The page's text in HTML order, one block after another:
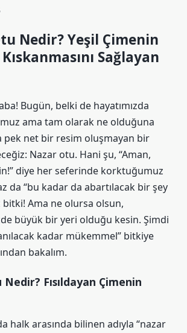
Nedir? Yeşil Çimenin
Sağlayan
Bugün, belki de hayatımızda
ama tam olarak ne olduğuna
pek net bir resim oluşmayan bir
Nazar otu. Hani şu, “Aman,
diye her seferinde korktuğumuz
da “bu kadar da abartılacak bir şey
Ama ne olursa olsun,
büyük bir yeri olduğu kesin. Şimdi
kadar mükemmel” bitkiye
bakalım.
Fısıldayan Çimenin
halk arasında bilinen adıyla “nazar